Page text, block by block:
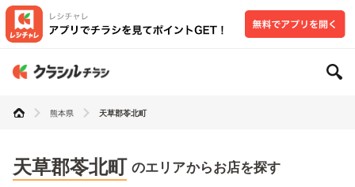
熊本県 天草郡苓北町
天草郡苓北町 のエリアからお店を探す